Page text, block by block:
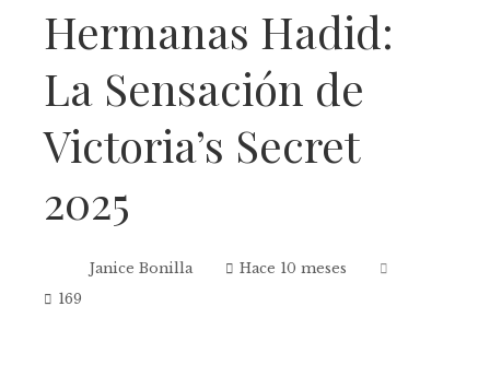
Hermanas Hadid:
La Sensación de
Victoria’s Secret
2025
Janice Bonilla
Hace 10 meses
169